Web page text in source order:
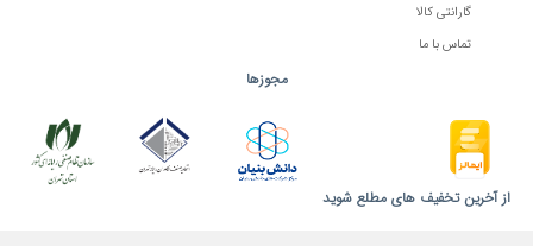
گارانتی کالا
تماس با ما
مجوزها
از آخرین تخفیف های مطلع شوید